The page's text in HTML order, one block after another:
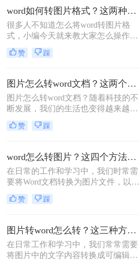
还是有很多快速且好用的方法的，今
天就来教大家图片转word怎么转。
word如何转图片格式？这两种方法尝试一下
很多人不知道怎么将word转图片格
式，小编今天就来教大家怎么操作，
其实我们不仅能将Word转图片，
PDF、PPT、excel等文件也是可以转
易分享和保存，那么word如何转图片
格式呢？下面就来给大家详细的说说
吧。
赞 踩
图片怎么转word文档？这两个办法三秒实现图片转文字
图片怎么转word文档？随着科技的不
断发展，我们的生活也变得越来越数
字化。在我们的日常生活中，我们经
常需要将图片转换成Word文档。然
赞 踩
word怎么转图片？这四个方法你一定要知道！
在日常的工作和学习中，我们时常需
要将Word文档转换为图片文件，以便
于在社交媒体、网页或其他不支持直
接编辑Word文档的平台上进行分享或
将详细介绍几种将Word文档转换为图
片的方法，帮助您轻松实现文档与图
片之间的转换。
赞 踩
图片转word怎么转？这三种方法学习一下！
在日常工作和学习中，我们常常需要
将图片中的文字内容转换成可编辑的